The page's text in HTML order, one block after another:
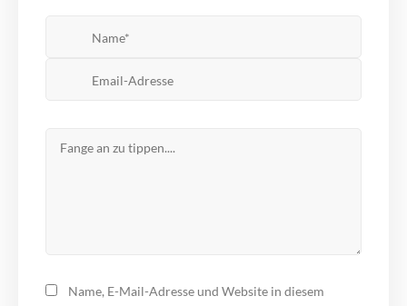
Name, E-Mail-Adresse und Website in diesem